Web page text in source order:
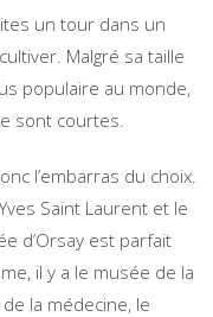
un tour dans un
Malgré sa taille
populaire au monde,
sont courtes.
l’embarras du choix.
Saint Laurent et le
d’Orsay est parfait
il y a le musée de la
la médecine, le